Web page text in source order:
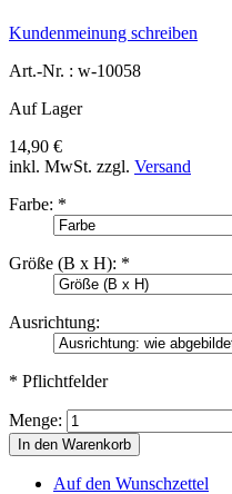
Kundenmeinung schreiben
Art.-Nr. : w-10058
Auf Lager
14,90 €
inkl. MwSt. zzgl. Versand
Farbe: *
Größe (B x H): *
Ausrichtung:
* Pflichtfelder
Menge:
In den Warenkorb
Auf den Wunschzettel